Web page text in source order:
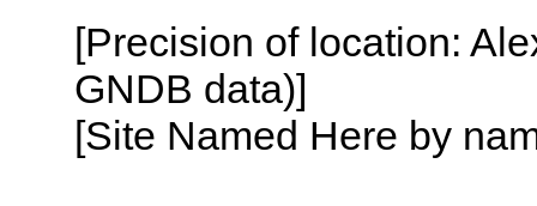
[Precision of location:
GNDB data)]
[Site Named Here by